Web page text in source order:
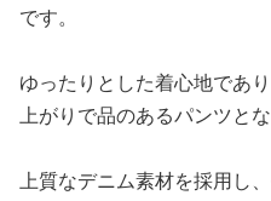
です。
ゆったりとした着心地であ
上がりで品のあるパンツとな
上質なデニム素材を採用し